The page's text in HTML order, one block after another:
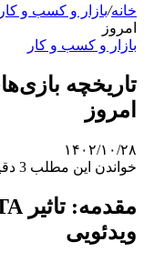
خانه/بازار و کسب و
امروز
بازار و کسب و کار
امروز
۱۴۰۲/۱۰/۲۸
خواندن این مطلب 3 دقیقه زمان میبرد
ویدئویی